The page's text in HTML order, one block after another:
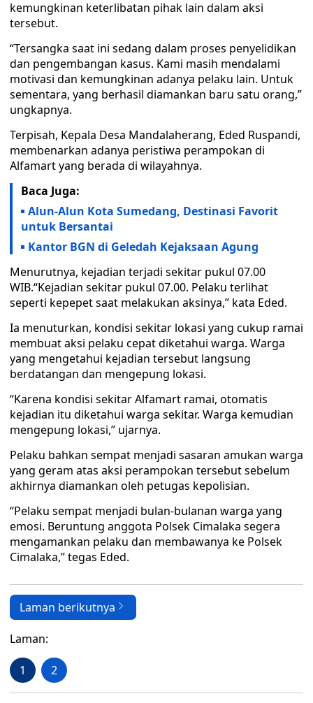
kemungkinan keterlibatan pihak lain dalam aksi
tersebut.
“Tersangka saat ini sedang dalam proses penyelidikan
dan pengembangan kasus. Kami masih mendalami
motivasi dan kemungkinan adanya pelaku lain. Untuk
sementara, yang berhasil diamankan baru satu orang,”
ungkapnya.
Terpisah, Kepala Desa Mandalaherang, Eded Ruspandi,
membenarkan adanya peristiwa perampokan di
Alfamart yang berada di wilayahnya.
Baca Juga:
Alun-Alun Kota Sumedang, Destinasi Favorit
untuk Bersantai
Kantor BGN di Geledah Kejaksaan Agung
Menurutnya, kejadian terjadi sekitar pukul 07.00
WIB.“Kejadian sekitar pukul 07.00. Pelaku terlihat
seperti kepepet saat melakukan aksinya,” kata Eded.
Ia menuturkan, kondisi sekitar lokasi yang cukup ramai
membuat aksi pelaku cepat diketahui warga. Warga
yang mengetahui kejadian tersebut langsung
berdatangan dan mengepung lokasi.
“Karena kondisi sekitar Alfamart ramai, otomatis
kejadian itu diketahui warga sekitar. Warga kemudian
mengepung lokasi,” ujarnya.
Pelaku bahkan sempat menjadi sasaran amukan warga
yang geram atas aksi perampokan tersebut sebelum
akhirnya diamankan oleh petugas kepolisian.
“Pelaku sempat menjadi bulan-bulanan warga yang
emosi. Beruntung anggota Polsek Cimalaka segera
mengamankan pelaku dan membawanya ke Polsek
Cimalaka,” tegas Eded.
Laman berikutnya
Laman:
1 2